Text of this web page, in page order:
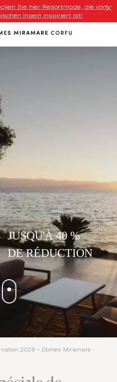
Sie hier Resortmode, die vom
Inseln inspiriert ist!
JUSQU'À 40 %
DE RÉDUCTION
2026 – Domes Miramare